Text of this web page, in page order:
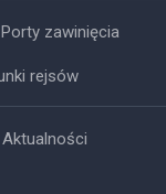
Porty zawinięcia
rejsów
Aktualności